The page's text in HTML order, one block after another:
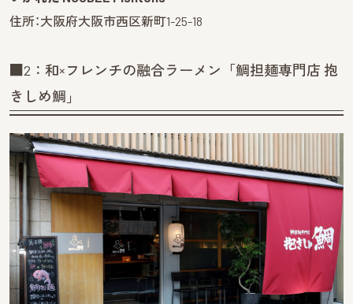
住所：大阪府大阪市西区新町1-25-18
■2：和×フレンチの融合ラーメン「鯛担麺専門店 抱
きしめ鯛」